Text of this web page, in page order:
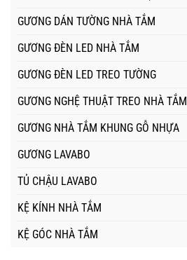
GƯƠNG DÁN TƯỜNG NHÀ TẮM
GƯƠNG ĐÈN LED NHÀ TẮM
GƯƠNG ĐÈN LED TREO TƯỜNG
GƯƠNG NGHỆ THUẬT TREO NHÀ TẮM
GƯƠNG NHÀ TẮM KHUNG GỖ NHỰA
GƯƠNG LAVABO
TỦ CHẬU LAVABO
KỆ KÍNH NHÀ TẮM
KỆ GÓC NHÀ TẮM